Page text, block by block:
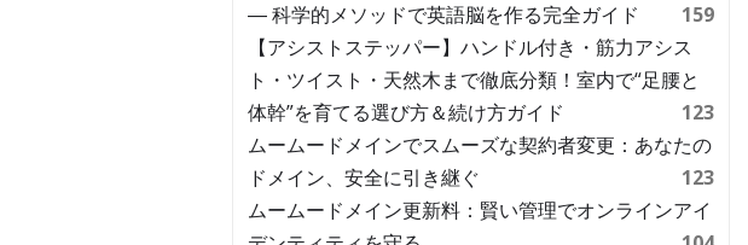
― 科学的メソッドで英語脳を作る完全ガイド
159
【アシストステッパー】ハンドル付き・筋力アシス
ト・ツイスト・天然木まで徹底分類！室内で“足腰と
体幹”を育てる選び方＆続け方ガイド
123
ムームードメインでスムーズな契約者変更：あなたの
ドメイン、安全に引き継ぐ
123
ムームードメイン更新料：賢い管理でオンラインアイ